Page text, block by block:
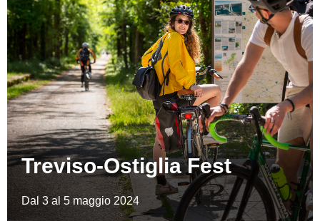
Treviso-Ostiglia Fest
Dal 3 al 5 maggio 2024